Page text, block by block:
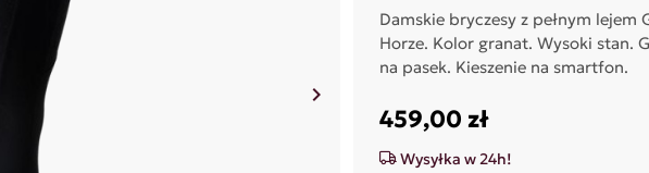
Następny
keyboard_arrow_right
Damskie bryczesy z pełnym lejem
Horze. Kolor granat. Wysoki stan.
na pasek. Kieszenie na smartfon.
459,00 zł
Wysyłka w 24h!